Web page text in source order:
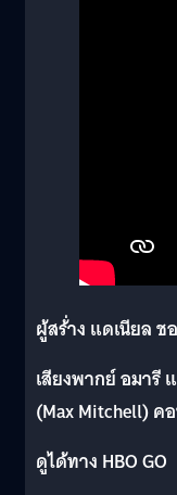
ผู้สร้่าง แดเนียล ช
เสียงพากย์ อมารี
(Max Mitchell) ค
ดูได้ทาง HBO GO